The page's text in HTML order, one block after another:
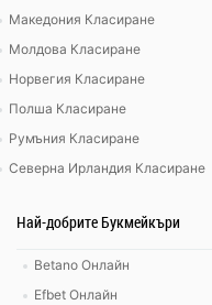
Македония Класиране
Молдова Класиране
Норвегия Класиране
Полша Класиране
Румъния Класиране
Северна Ирландия Класиране
Най-добрите Букмейкъри
Betano Онлайн
Efbet Онлайн